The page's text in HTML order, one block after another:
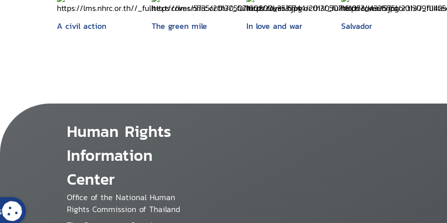
A civil action The green mile In love and war Salvador
Human Rights
Information
Center
Office of the National Human
Rights Commission of Thailand